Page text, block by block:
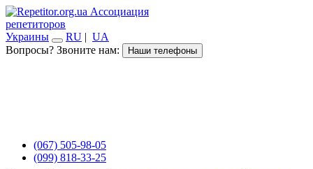
Ассоциация
репетиторов
Украины
RU | UA
Вопросы? Звоните нам:
Наши телефоны
(067) 505-98-05
(099) 818-33-25